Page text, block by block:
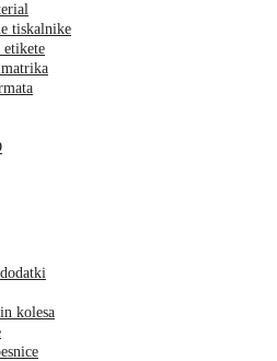
tiskalnike
kolesa